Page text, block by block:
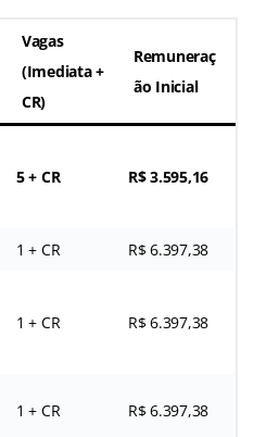
Vagas
(Imediata +
CR)
Remuneraç
ão Inicial
5 + CR R$ 3.595,16
1 + CR R$ 6.397,38
1 + CR R$ 6.397,38
1 + CR R$ 6.397,38